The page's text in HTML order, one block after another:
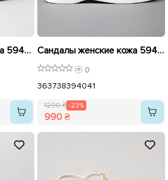
Сандали женские кожа 594432 Шоколадные Сандалы женские кожа 594690 Белые распродажа
0
363738394041
1290 ₴ -23%
990 ₴